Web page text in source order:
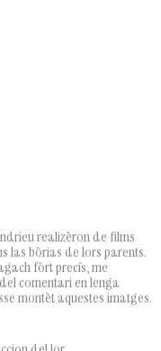
realizèron de films
las bòrias de lors parents.
fòrt precís, me
comentari en lenga
montèt aquestes imatges.